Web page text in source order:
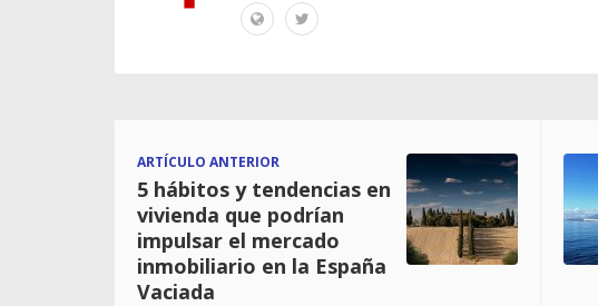
ARTÍCULO ANTERIOR
5 hábitos y tendencias en
vivienda que podrían
impulsar el mercado
inmobiliario en la España
Vaciada